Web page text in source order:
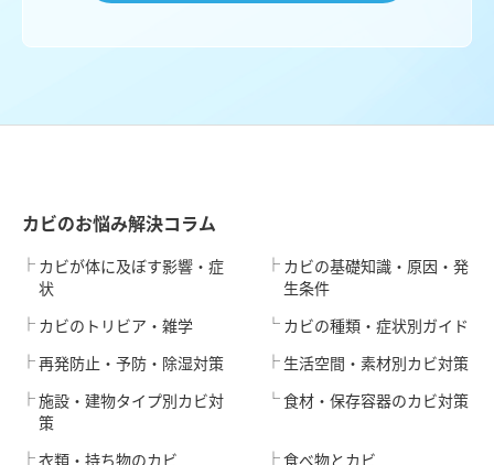
カビのお悩み解決コラム
カビが体に及ぼす影響・症
状
カビのトリビア・雑学
カビの基礎知識・原因・発
生条件
カビの種類・症状別ガイド
再発防止・予防・除湿対策
施設・建物タイプ別カビ対
策
生活空間・素材別カビ対策
食材・保存容器のカビ対策
衣類・持ち物のカビ
食べ物とカビ